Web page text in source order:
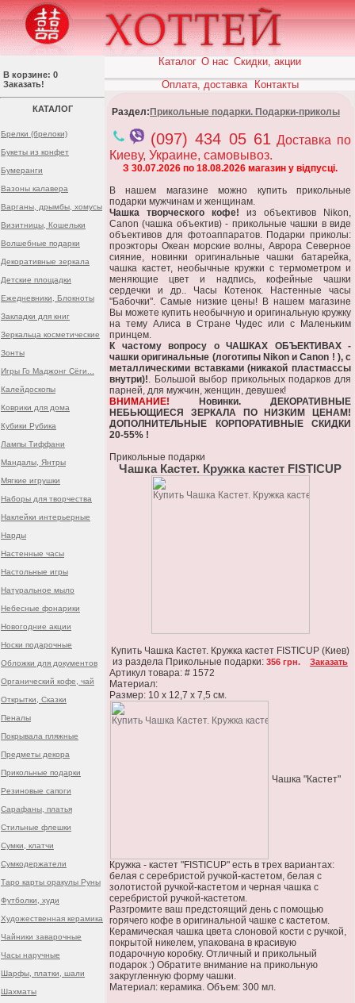
В корзине: 0
Заказать!
КАТАЛОГ
Брелки (брелоки)
Букеты из конфет
Бумеранги
Вазоны калавера
Варганы, дрымбы, хомусы
Визитницы, Кошельки
Волшебные подарки
Декоративные зеркала
Детские площадки
Ежедневники, Блокноты
Закладки для книг
Зеркальца косметические
Зонты
Игры Го Маджонг Сёги...
Калейдоскопы
Коврики для дома
Кубики Рубика
Лампы Тиффани
Мандалы, Янтры
Мягкие игрушки
Наборы для творчества
Наклейки интерьерные
Нарды
Настенные часы
Настольные игры
Натуральное мыло
Небесные фонарики
Новогодние акции
Носки подарочные
Обложки для документов
Органический кофе, чай
Открытки, Сказки
Пеналы
Покрывала пляжные
Предметы декора
Прикольные подарки
Резиновые сапоги
Сарафаны, платья
Стильные флешки
Сумки, клатчи
Сумкодержатели
Таро карты оракулы Руны
Футболки, худи
Художественная керамика
Чайники заварочные
Часы наручные
Шарфы, платки, шали
Шахматы
Каталог О нас Скидки, акции
Оплата, доставка
Контакты
Раздел: Прикольные подарки. Подарки-приколы
(097) 434 05 61 Доставка по
Киеву, Украине, самовывоз.
З 30.07.2026 по 18.08.2026 магазин у відпусці.
В нашем магазине можно купить прикольные
подарки мужчинам и женщинам.
Чашка творческого кофе! из объективов Nikon,
Canon (чашка объектив) - прикольные чашки в виде
объективов для фотоаппаратов. Подарки приколы:
проэкторы Океан морские волны, Аврора Северное
сияние, новинки оригинальные чашки батарейка,
чашка кастет, необычные кружки с термометром и
меняющие цвет и надпись, кофейные чашки
сердечки и др.. Часы Котенок. Настенные часы
"Бабочки". Самые низкие цены! В нашем магазине
Вы можете купить необычную и оригинальную кружку
на тему Алиса в Стране Чудес или с Маленьким
принцем.
К частому вопросу о ЧАШКАХ ОБЪЕКТИВАХ -
чашки оригинальные (логотипы Nikon и Canon ! ), с
металлическими вставками (никакой пластмассы
внутри)!. Большой выбор прикольных подарков для
парней, для мужчин, женщин, девушек!
ВНИМАНИЕ! Новинки. ДЕКОРАТИВНЫЕ
НЕБЬЮЩИЕСЯ ЗЕРКАЛА ПО НИЗКИМ ЦЕНАМ!
ДОПОЛНИТЕЛЬНЫЕ КОРПОРАТИВНЫЕ СКИДКИ
20-55% !
Прикольные подарки
Чашка Кастет. Кружка кастет FISTICUP
Купить Чашка Кастет. Кружка кастет FISTICUP (Киев)
из раздела Прикольные подарки: 356 грн. Заказать
Артикул товара: # 1572
Материал:
Размер: 10 х 12,7 х 7,5 см.
Чашка "Кастет"
Кружка - кастет "FISTICUP" есть в трех вариантах:
белая с серебристой ручкой-кастетом, белая с
золотистой ручкой-кастетом и черная чашка с
серебристой ручкой-кастетом.
Разгромите ваш предстоящий день с помощью
горячего кофе в оригинальной чашке с кастетом.
Керамическая чашка цвета слоновой кости с ручкой,
покрытой никелем, упакована в красивую
подарочную коробку. Отличный и прикольный
подарок :) Обратите внимание на прикольную
закругленную форму чашки.
Материал: керамика. Объем: 300 мл.